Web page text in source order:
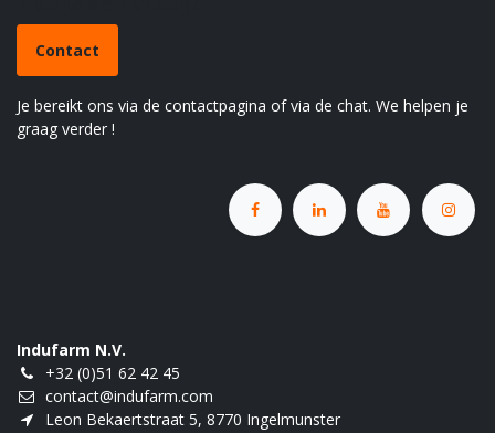
Contact
Je bereikt ons via de contactpagina of via de chat. We helpen je
graag verder !
Indufarm N.V.
+32 (0)51 62 42 45
contact@indufarm.com
Leon Bekaertstraat 5, 8770 Ingelmunster